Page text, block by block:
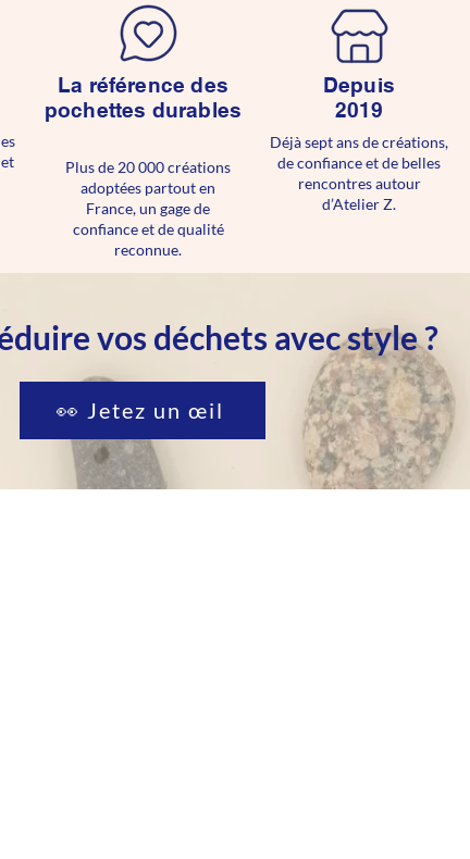
La référence des
pochettes durables
Plus de 20 000 créations
adoptées partout en
France, un gage de
confiance et de qualité
reconnue.
Depuis
2019
Déjà sept ans de créations,
de confiance et de belles
rencontres autour
d’Atelier Z.
vos déchets avec style ?
👀 Jetez un œil